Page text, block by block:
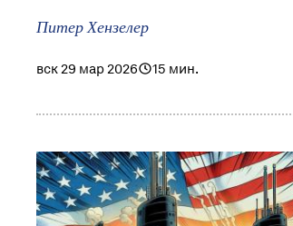
Питер Хензелер
вск 29 мар 2026 15 мин.